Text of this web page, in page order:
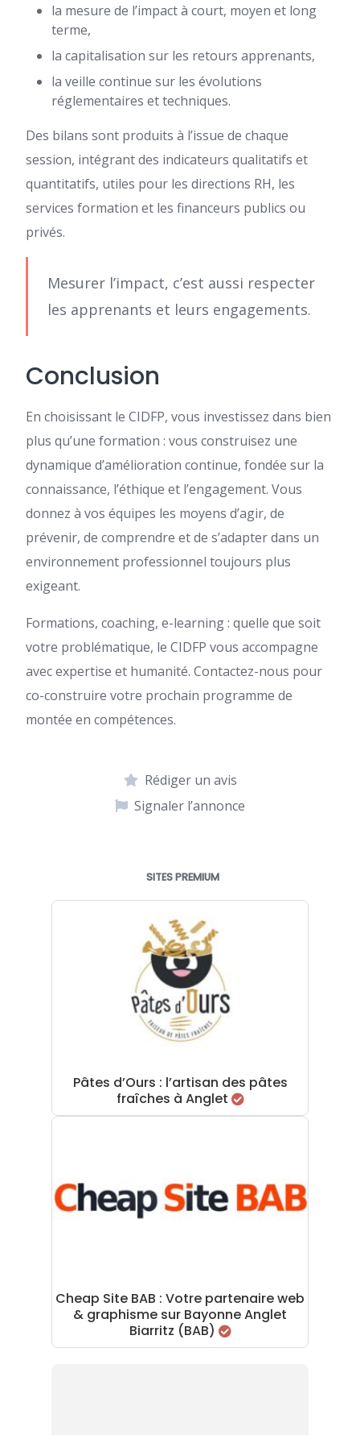
la mesure de l’impact à court, moyen et long
terme,
la capitalisation sur les retours apprenants,
la veille continue sur les évolutions
réglementaires et techniques.
Des bilans sont produits à l’issue de chaque
session, intégrant des indicateurs qualitatifs et
quantitatifs, utiles pour les directions RH, les
services formation et les financeurs publics ou
privés.
Mesurer l’impact, c’est aussi respecter
les apprenants et leurs engagements.
Conclusion
En choisissant le CIDFP, vous investissez dans bien
plus qu’une formation : vous construisez une
dynamique d’amélioration continue, fondée sur la
connaissance, l’éthique et l’engagement. Vous
donnez à vos équipes les moyens d’agir, de
prévenir, de comprendre et de s’adapter dans un
environnement professionnel toujours plus
exigeant.
Formations, coaching, e-learning : quelle que soit
votre problématique, le CIDFP vous accompagne
avec expertise et humanité. Contactez-nous pour
co-construire votre prochain programme de
montée en compétences.
Rédiger un avis
Signaler l’annonce
SITES PREMIUM
Pâtes d’Ours : l’artisan des pâtes
fraîches à Anglet
Cheap Site BAB : Votre partenaire web
& graphisme sur Bayonne Anglet
Biarritz (BAB)